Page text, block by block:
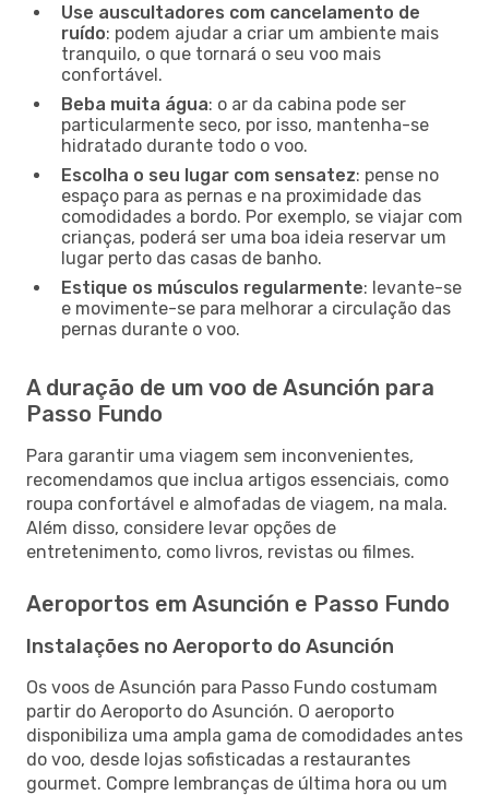
Use auscultadores com cancelamento de
ruído: podem ajudar a criar um ambiente mais
tranquilo, o que tornará o seu voo mais
confortável.
Beba muita água: o ar da cabina pode ser
particularmente seco, por isso, mantenha-se
hidratado durante todo o voo.
Escolha o seu lugar com sensatez: pense no
espaço para as pernas e na proximidade das
comodidades a bordo. Por exemplo, se viajar com
crianças, poderá ser uma boa ideia reservar um
lugar perto das casas de banho.
Estique os músculos regularmente: levante-se
e movimente-se para melhorar a circulação das
pernas durante o voo.
A duração de um voo de Asunción para
Passo Fundo
Para garantir uma viagem sem inconvenientes,
recomendamos que inclua artigos essenciais, como
roupa confortável e almofadas de viagem, na mala.
Além disso, considere levar opções de
entretenimento, como livros, revistas ou filmes.
Aeroportos em Asunción e Passo Fundo
Instalações no Aeroporto do Asunción
Os voos de Asunción para Passo Fundo costumam
partir do Aeroporto do Asunción. O aeroporto
disponibiliza uma ampla gama de comodidades antes
do voo, desde lojas sofisticadas a restaurantes
gourmet. Compre lembranças de última hora ou um